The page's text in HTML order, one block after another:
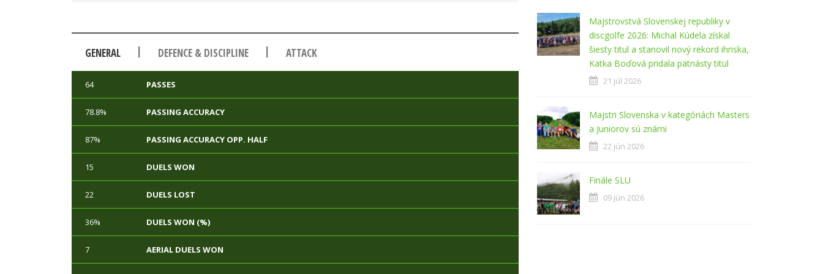
GENERAL | DEFENCE & DISCIPLINE | ATTACK
64 PASSES
78.8% PASSING ACCURACY
87% PASSING ACCURACY OPP. HALF
15 DUELS WON
22 DUELS LOST
36% DUELS WON (%)
7 AERIAL DUELS WON
Majstrovstvá Slovenskej republiky v
discgolfe 2026: Michal Kúdela získal
šiesty titul a stanovil nový rekord ihriska,
Katka Boďová pridala pätnásty titul
21 júl 2026
Majstri Slovenska v kategóriách Masters
a Juniorov sú známi
22 jún 2026
Finále SLU
09 jún 2026